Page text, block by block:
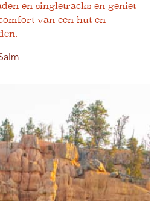
en singletracks en geniet
van een hut en